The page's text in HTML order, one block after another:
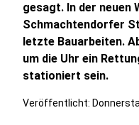
gesagt. In der neuen
Schmachtendorfer
letzte Bauarbeiten.
um die Uhr ein
stationiert sein.
Veröffentlicht: